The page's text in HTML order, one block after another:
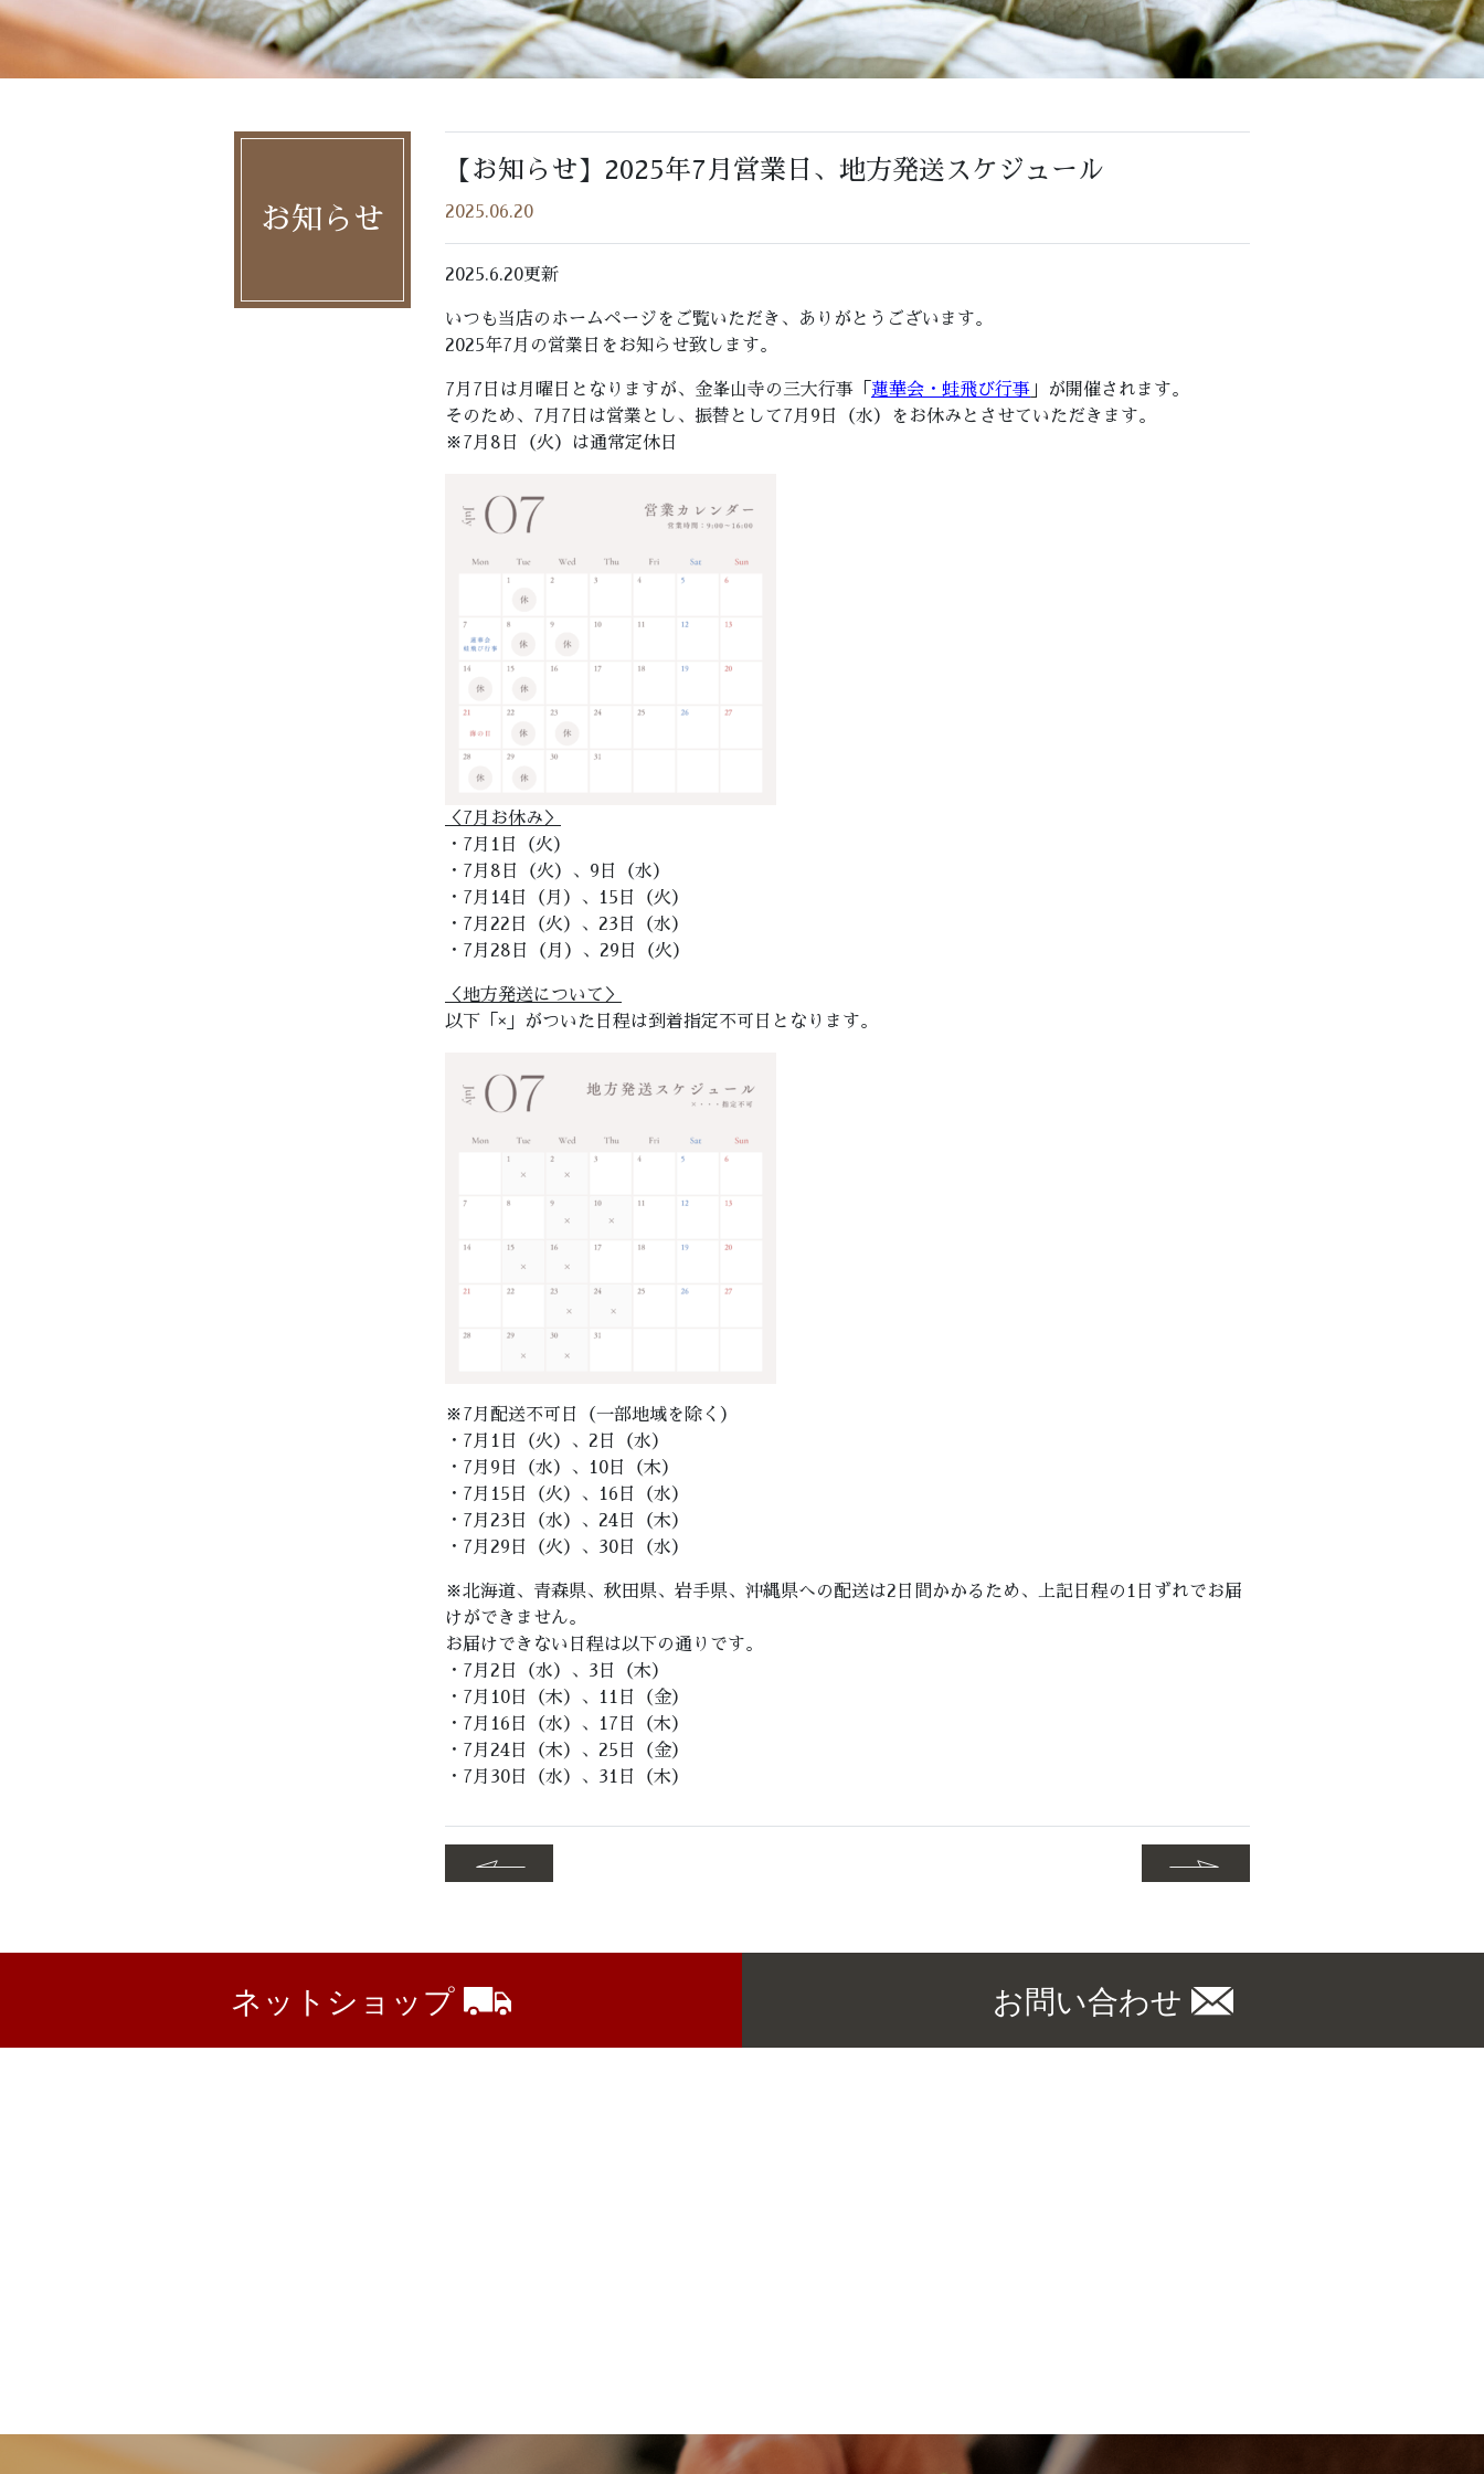
お知らせ
【お知らせ】2025年7月営業日、地方発送スケジュール
2025.06.20
2025.6.20更新
いつも当店のホームページをご覧いただき、ありがとうございます。
2025年7月の営業日をお知らせ致します。
7月7日は月曜日となりますが、金峯山寺の三大行事「 蓮華会・蛙飛び行事 」が開催されます。
そのため、7月7日は営業とし、振替として7月9日（水）をお休みとさせていただきます。
※7月8日（火）は通常定休日
＜7月お休み＞
・7月1日（火）
・7月8日（火）、9日（水）
・7月14日（月）、15日（火）
・7月22日（火）、23日（水）
・7月28日（月）、29日（火）
＜地方発送について＞
以下「×」がついた日程は到着指定不可日となります。
※7月配送不可日（一部地域を除く）
・7月1日（火）、2日（水）
・7月9日（水）、10日（木）
・7月15日（火）、16日（水）
・7月23日（水）、24日（木）
・7月29日（火）、30日（水）
※北海道、青森県、秋田県、岩手県、沖縄県への配送は2日間かかるため、上記日程の1日ずれでお届
けができません。
お届けできない日程は以下の通りです。
・7月2日（水）、3日（木）
・7月10日（木）、11日（金）
・7月16日（水）、17日（木）
・7月24日（木）、25日（金）
・7月30日（水）、31日（木）
ネットショップ お問い合わせ